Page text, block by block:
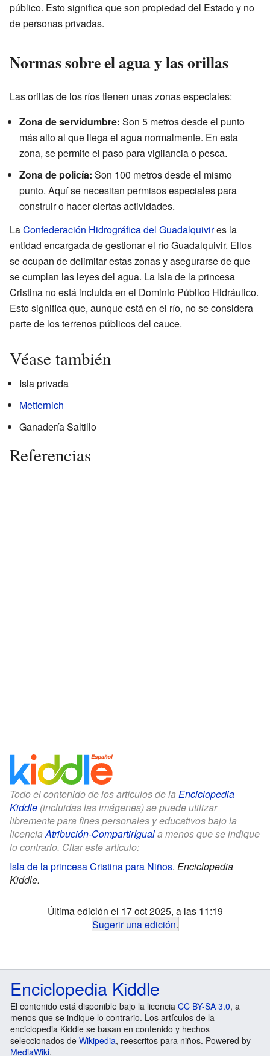
público. Esto significa que son propiedad del Estado y no
de personas privadas.
Normas sobre el agua y las orillas
Las orillas de los ríos tienen unas zonas especiales:
Zona de servidumbre: Son 5 metros desde el punto
más alto al que llega el agua normalmente. En esta
zona, se permite el paso para vigilancia o pesca.
Zona de policía: Son 100 metros desde el mismo
punto. Aquí se necesitan permisos especiales para
construir o hacer ciertas actividades.
LaConfederación Hidrográfica del Guadalquivires la
entidad encargada de gestionar el río Guadalquivir. Ellos
se ocupan de delimitar estas zonas y asegurarse de que
se cumplan las leyes del agua. La Isla de la princesa
Cristina no está incluida en el Dominio Público Hidráulico.
Esto significa que, aunque está en el río, no se considera
parte de los terrenos públicos del cauce.
Véase también
Isla privada
Metternich
Ganadería Saltillo
Referencias
Todo el contenido de los artículos de la Enciclopedia
Kiddle (incluidas las imágenes) se puede utilizar
libremente para fines personales y educativos bajo la
licenciaAtribución-CompartirIguala menos que se indique
lo contrario. Citar este artículo:
Isla de la princesa Cristina para Niños. Enciclopedia
Kiddle.
Última edición el 17 oct 2025, a las 11:19
Sugerir una edición.
Enciclopedia Kiddle
El contenido está disponible bajo la licencia CC BY-SA 3.0, a
menos que se indique lo contrario. Los artículos de la
enciclopedia Kiddle se basan en contenido y hechos
seleccionados de Wikipedia, reescritos para niños. Powered by
MediaWiki.